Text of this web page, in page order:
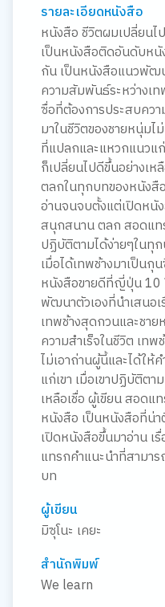
รายละเอียดหนังสือ
หนังสือ ชีวิตผมเปลี่ยนไ
เป็นหนังสือติดอันดับห
กัน เป็นหนังสือแนวพัฒน
ความสัมพันธ์ระหว่างเ
ซื่อที่ต้องการประสบควา
มาในชีวิตของชายหนุ่มไ
ที่แปลกและแหวกแนวแก่
ก็เปลี่ยนไปดีขึ้นอย่างเ
ตลกในทุกบทของหนังสื
อ่านจนจบตั้งแต่เปิดหนั
สนุกสนาน ตลก สอดแท
ปฏิบัติตามได้ง่ายๆในทุ
เมื่อได้เทพช้างมาเป็น
หนังสือขายดีที่ญี่ปุ่น 10
พัฒนาตัวเองที่นำเสนอ
เทพช้างสุดกวนและชา
ความสำเร็จในชีวิต เทพ
ไม่เอาถ่านผู้นี้และได้ใ
แก่เขา เมื่อเขาปฏิบัติตา
เหลือเชื่อ ผู้เขียน สอด
หนังสือ เป็นหนังสือที่น่
เปิดหนังสือขึ้นมาอ่าน เ
แทรกคำแนะนำที่สามา
บท
ผู้เขียน
มิซุโนะ เคยะ
สำนักพิมพ์
We learn